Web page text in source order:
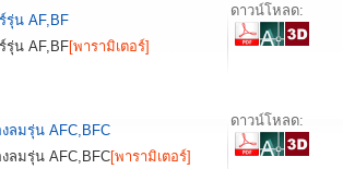
รุ่น AF,BF
รุ่น AF,BF[พารามิเตอร์]
ดาวน์โหลด:
ลมรุ่น AFC,BFC
ลมรุ่น AFC,BFC[พารามิเตอร์]
ดาวน์โหลด: